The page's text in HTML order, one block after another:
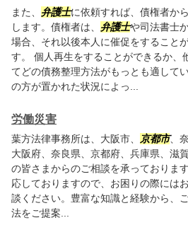
また、 弁護士に依頼すれば、債権者か
します。債権者は、 弁護士や司法書士
場合、それ以後本人に催促をすること
す。 個人再生をすることができるか、
てどの債務整理方法がもっとも適して
の方が置かれた状況によっ...
労働災害
葉方法律事務所は、大阪市、 京都市、
大阪府、奈良県、京都府、兵庫県、滋
の皆さまからのご相談を承っておりま
応しておりますので、お困りの際には
談ください。豊富な知識と経験から、
法をご提案...